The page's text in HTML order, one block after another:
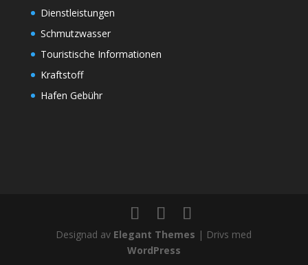
Dienstleistungen
Schmutzwasser
Touristische Informationen
Kraftstoff
Hafen Gebühr
Designad av Elegant Themes | Drivs med
WordPress